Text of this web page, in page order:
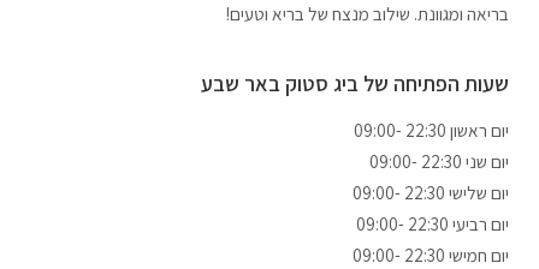
בריאה ומגוונת. שילוב מנצח של בריא וטעים!
שעות הפתיחה של ביג סטוק באר שבע
09:00- 22:30 יום ראשון
09:00- 22:30 יום שני
09:00- 22:30 יום שלישי
09:00- 22:30 יום רביעי
09:00- 22:30 יום חמישי